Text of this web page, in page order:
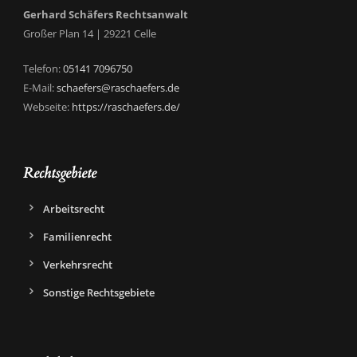
Gerhard Schäfers Rechtsanwalt
Großer Plan 14 | 29221 Celle
Telefon:05141 7096750
E-Mail:schaefers@raschaefers.de
Webseite: https://raschaefers.de/
Rechtsgebiete
Arbeitsrecht
Familienrecht
Verkehrsrecht
Sonstige Rechtsgebiete